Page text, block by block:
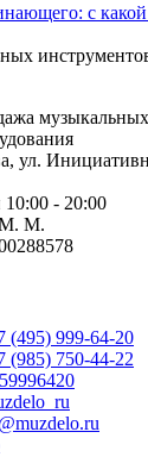
с
ул.
10:00 - 20:00
М.
(495) 999-64-20
(985) 750-44-22